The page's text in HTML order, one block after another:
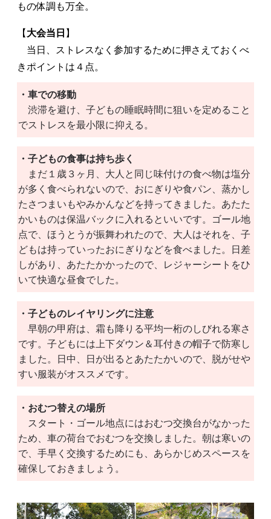
もの体調も万全。
【大会当日 】
当日、ストレスなく参加するために押さえておくべ
きポイントは４点。
・車での移動
渋滞を避け、子どもの睡眠時間に狙いを定めること
でストレスを最小限に抑える。
・子どもの食事は持ち歩く
まだ１歳３ヶ月、大人と同じ味付けの食べ物は塩分
が多く食べられないので、おにぎりや食パン、蒸かし
たさつまいもやみかんなどを持ってきました。あたた
かいものは保温バックに入れるといいです。ゴール地
点で、ほうとうが振舞われたので、大人はそれを、子
どもは持っていったおにぎりなどを食べました。日差
しがあり、あたたかかったので、レジャーシートをひ
いて快適な昼食でした。
・子どものレイヤリングに注意
早朝の甲府は、霜も降りる平均一桁のしびれる寒さ
です。子どもには上下ダウン＆耳付きの帽子で防寒し
ました。日中、日が出るとあたたかいので、脱がせや
すい服装がオススメです。
・おむつ替えの場所
スタート・ゴール地点にはおむつ交換台がなかった
ため、車の荷台でおむつを交換しました。朝は寒いの
で、手早く交換するためにも、あらかじめスペースを
確保しておきましょう。